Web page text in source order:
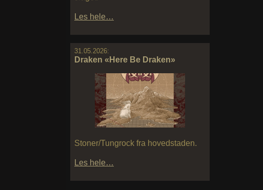
Les hele…
31.05.2026:
Draken «Here Be Draken»
Stoner/Tungrock fra hovedstaden.
Les hele…